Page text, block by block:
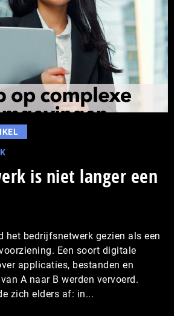
is niet langer een
het bedrijfsnetwerk gezien als een
Een soort digitale
applicaties, bestanden en
A naar B werden vervoerd.
zich elders af: in...